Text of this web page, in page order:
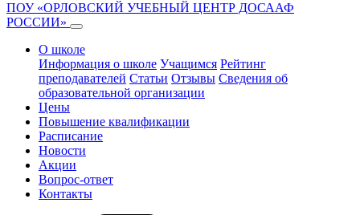
ПОУ «ОРЛОВСКИЙ УЧЕБНЫЙ ЦЕНТР ДОСААФ
РОССИИ»
О школе
Информация о школе Учащимся Рейтинг
преподавателей Статьи Отзывы Сведения об
образовательной организации
Цены
Повышение квалификации
Расписание
Новости
Акции
Вопрос-ответ
Контакты